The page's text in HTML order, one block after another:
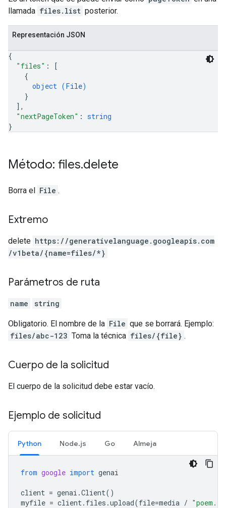
llamada files.list posterior.
Representación JSON
{
"files" :
[
{
object (File)
}
] ,
"nextPageToken" : string
}
Método: files.delete
Borra el File .
Extremo
delete https: / /generativelanguage.googleapis.com
/v1beta/{name=files/*}
Parámetros de ruta
name string
Obligatorio. El nombre de la File que se borrará. Ejemplo:
files/abc-123 Toma la técnica files/{file} .
Cuerpo de la solicitud
El cuerpo de la solicitud debe estar vacío.
Ejemplo de solicitud
Python Node.js Go Almeja
from google import genai
client = genai .Client()
myfile = client. files .upload(file=media /